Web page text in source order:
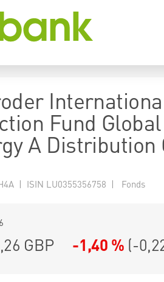
Fund Global
A Distribution
| ISIN LU0355356758 | Fonds
GBP -1,40 % (-